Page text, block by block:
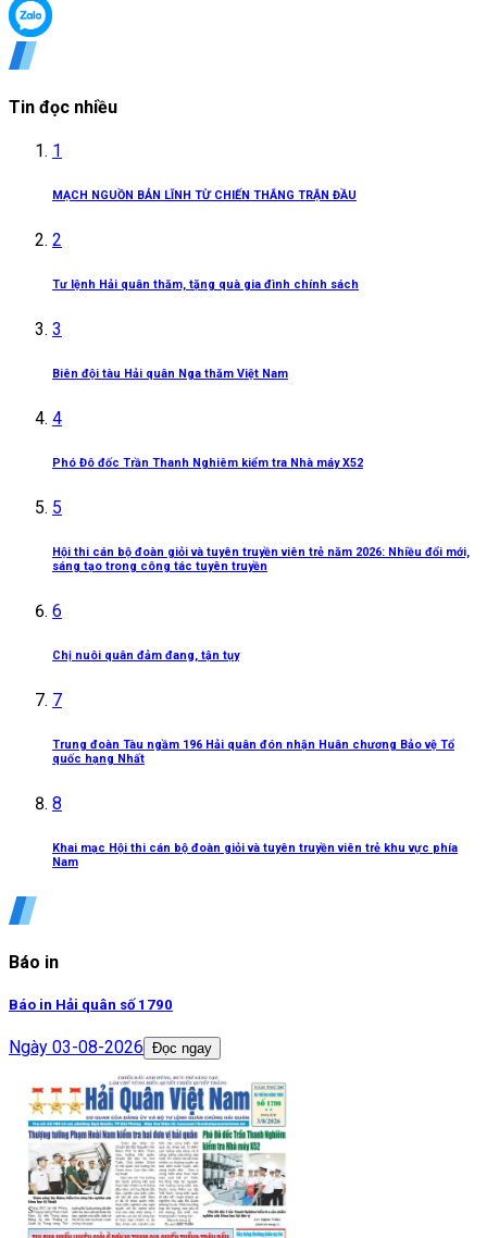
Tin đọc nhiều
1
MẠCH NGUỒN BẢN LĨNH TỪ CHIẾN THẮNG TRẬN ĐẦU
2
Tư lệnh Hải quân thăm, tặng quà gia đình chính sách
3
Biên đội tàu Hải quân Nga thăm Việt Nam
4
Phó Đô đốc Trần Thanh Nghiêm kiểm tra Nhà máy X52
5
Hội thi cán bộ đoàn giỏi và tuyên truyền viên trẻ năm 2026: Nhiều đổi mới,
sáng tạo trong công tác tuyên truyền
6
Chị nuôi quân đảm đang, tận tụy
7
Trung đoàn Tàu ngầm 196 Hải quân đón nhận Huân chương Bảo vệ Tổ
quốc hạng Nhất
8
Khai mạc Hội thi cán bộ đoàn giỏi và tuyên truyền viên trẻ khu vực phía
Nam
Báo in
Báo in Hải quân số 1790
Ngày 03-08-2026 Đọc ngay